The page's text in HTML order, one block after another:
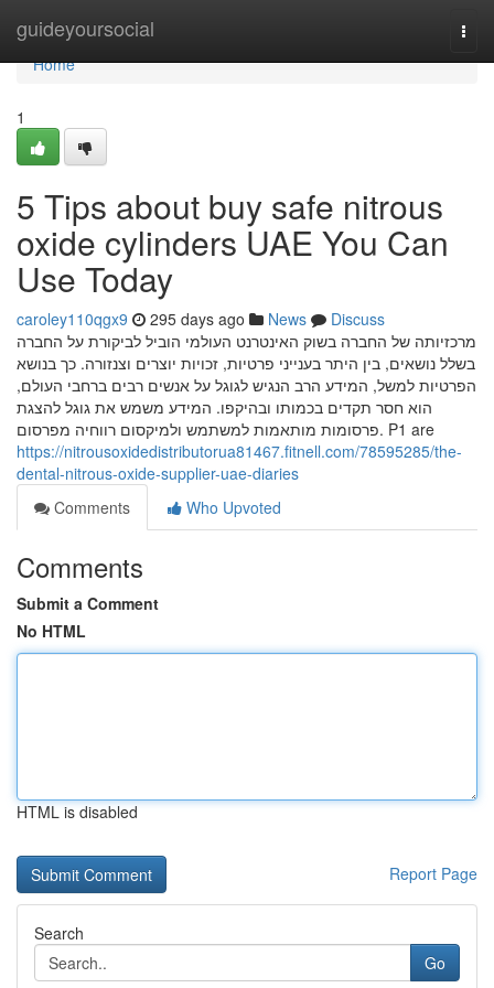
guideyoursocial
Home
Home
1
5 Tips about buy safe nitrous
oxide cylinders UAE You Can
Use Today
caroley110qgx9 295 days ago News
Discuss
מרכזיותה של החברה בשוק האינטרנט העולמי הוביל לביקורת על החברה
בשלל נושאים, בין היתר בענייני פרטיות, זכויות יוצרים וצנזורה. כך בנושא
הפרטיות למשל, המידע הרב הנגיש לגוגל על אנשים רבים ברחבי העולם,
הוא חסר תקדים בכמותו ובהיקפו. המידע משמש את גוגל להצגת
פרסומות מותאמות למשתמש ולמיקסום רווחיה מפרסום. P1 are
https://nitrousoxidedistributorua81467.fitnell.com/78595285/the-
dental-nitrous-oxide-supplier-uae-diaries
Comments
Who Upvoted
Comments
Submit a Comment
No HTML
HTML is disabled
Report Page
Search
Go